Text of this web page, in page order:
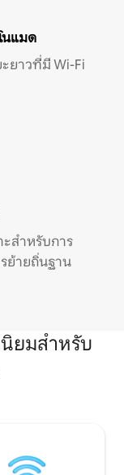
นแมด
ยาวที่มี Wi-Fi
สำหรับการ
ย้ายถิ่นฐาน
ยมสำหรับ